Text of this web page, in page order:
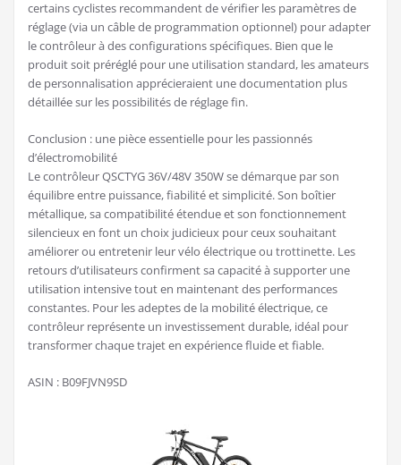
certains cyclistes recommandent de vérifier les paramètres de
réglage (via un câble de programmation optionnel) pour adapter
le contrôleur à des configurations spécifiques. Bien que le
produit soit préréglé pour une utilisation standard, les amateurs
de personnalisation apprécieraient une documentation plus
détaillée sur les possibilités de réglage fin.
Conclusion : une pièce essentielle pour les passionnés
d’électromobilité
Le contrôleur QSCTYG 36V/48V 350W se démarque par son
équilibre entre puissance, fiabilité et simplicité. Son boîtier
métallique, sa compatibilité étendue et son fonctionnement
silencieux en font un choix judicieux pour ceux souhaitant
améliorer ou entretenir leur vélo électrique ou trottinette. Les
retours d’utilisateurs confirment sa capacité à supporter une
utilisation intensive tout en maintenant des performances
constantes. Pour les adeptes de la mobilité électrique, ce
contrôleur représente un investissement durable, idéal pour
transformer chaque trajet en expérience fluide et fiable.
ASIN : B09FJVN9SD